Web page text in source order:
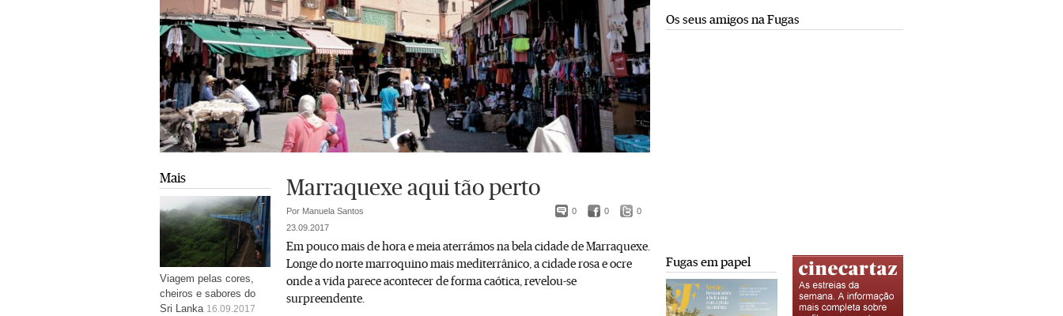
Mais
Viagem pelas cores,
cheiros e sabores do
Sri Lanka 16.09.2017
Marraquexe aqui tão perto
0 0 0
Por Manuela Santos
23.09.2017
Em pouco mais de hora e meia aterrámos na bela cidade de Marraquexe.
Longe do norte marroquino mais mediterrânico, a cidade rosa e ocre
onde a vida parece acontecer de forma caótica, revelou-se
surpreendente.
Os seus amigos na Fugas
Fugas em papel